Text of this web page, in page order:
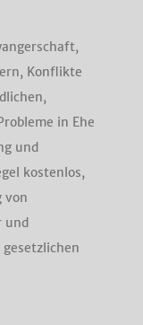
Konflikte
in Ehe
und
kostenlos,
von
und